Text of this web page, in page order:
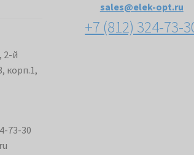
2-й
корп.1,
73-30
sales@elek-opt.ru
+7 (812) 324-73-